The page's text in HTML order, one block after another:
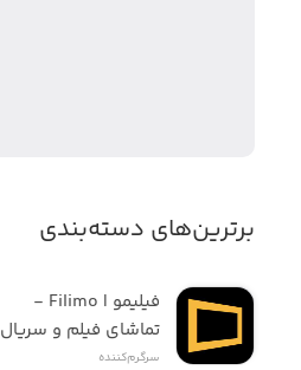
- گرافیک بسیار بالا و سه‌بعدی
برترین‌های دسته‌بندی
تماشای فیلم و سریال
سرگرم‌کننده